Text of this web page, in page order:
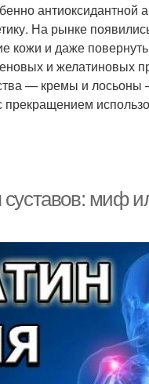
антиоксидантной
На рынке
кожи и даже
и желатиновых
— кремы и лосьоны
миф